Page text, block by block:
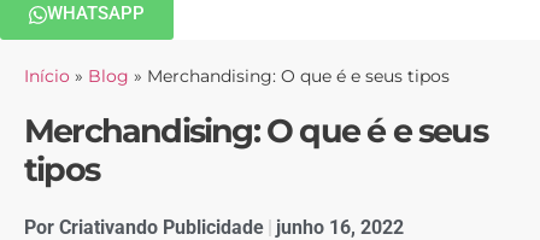
WHATSAPP
Início » Blog » Merchandising: O que é e seus tipos
Merchandising: O que é e seus
tipos
Por Criativando Publicidade junho 16, 2022